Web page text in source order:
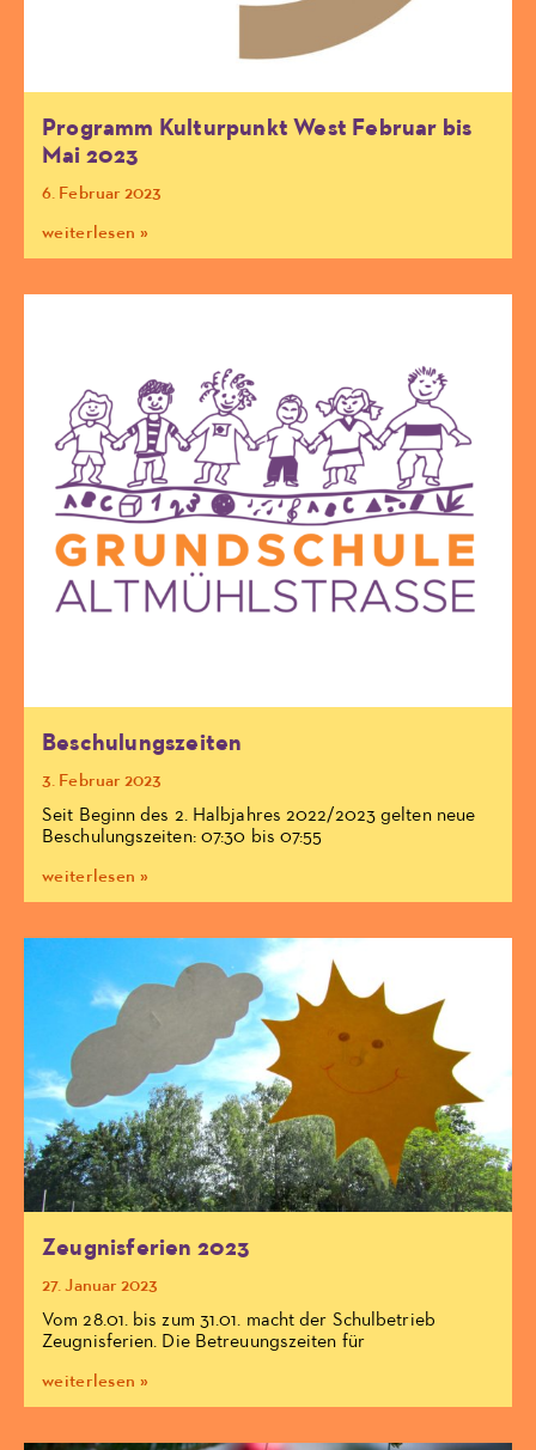
Programm Kulturpunkt West Februar bis
Mai 2023
6. Februar 2023
weiterlesen »
Beschulungszeiten
3. Februar 2023
Seit Beginn des 2. Halbjahres 2022/2023 gelten neue
Beschulungszeiten: 07:30 bis 07:55
weiterlesen »
Zeugnisferien 2023
27. Januar 2023
Vom 28.01. bis zum 31.01. macht der Schulbetrieb
Zeugnisferien. Die Betreuungszeiten für
weiterlesen »